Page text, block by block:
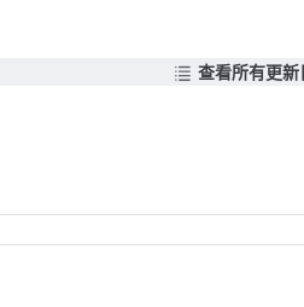
查看所有更新